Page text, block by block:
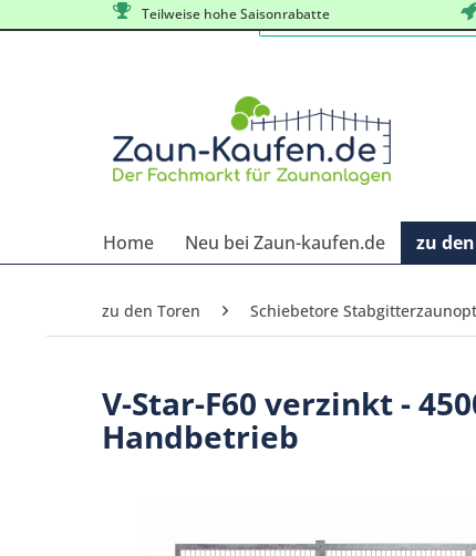
Teilweise hohe Saisonrabatte
Home Neu bei Zaun-kaufen.de zu
zu den Toren Schiebetore
V-Star-F60 verzinkt -
Handbetrieb